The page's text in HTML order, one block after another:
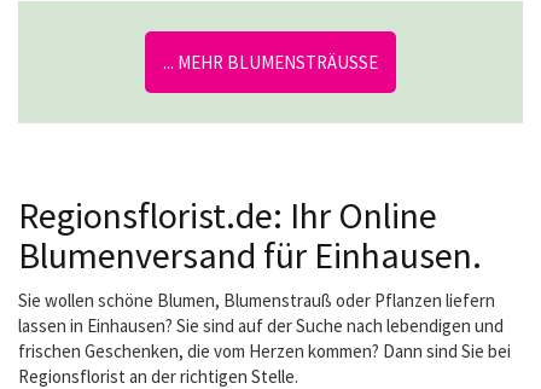
... MEHR BLUMENSTRÄUSSE
Regionsflorist.de: Ihr Online
Blumenversand für Einhausen.
Sie wollen schöne Blumen, Blumenstrauß oder Pflanzen liefern
lassen in Einhausen? Sie sind auf der Suche nach lebendigen und
frischen Geschenken, die vom Herzen kommen? Dann sind Sie bei
Regionsflorist an der richtigen Stelle.